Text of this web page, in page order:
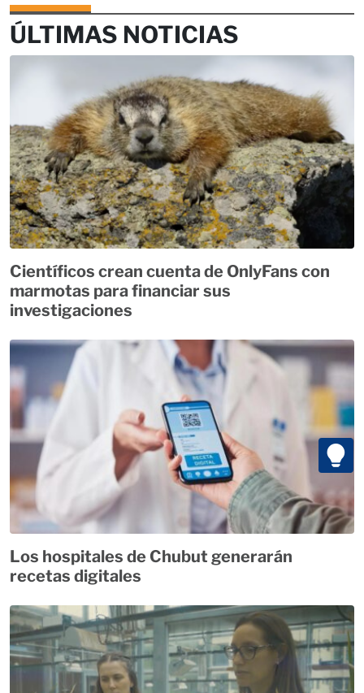
ÚLTIMAS NOTICIAS
Científicos crean cuenta de OnlyFans con
marmotas para financiar sus
investigaciones
Los hospitales de Chubut generarán
recetas digitales